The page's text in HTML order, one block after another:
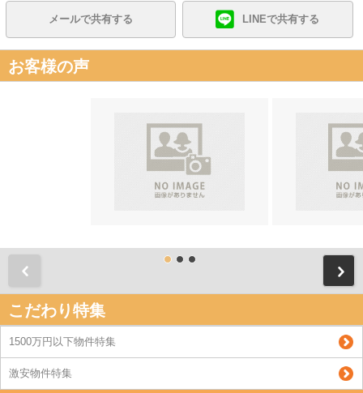
メールで共有する LINEで共有する
お客様の声
こだわり特集
1500万円以下物件特集
激安物件特集